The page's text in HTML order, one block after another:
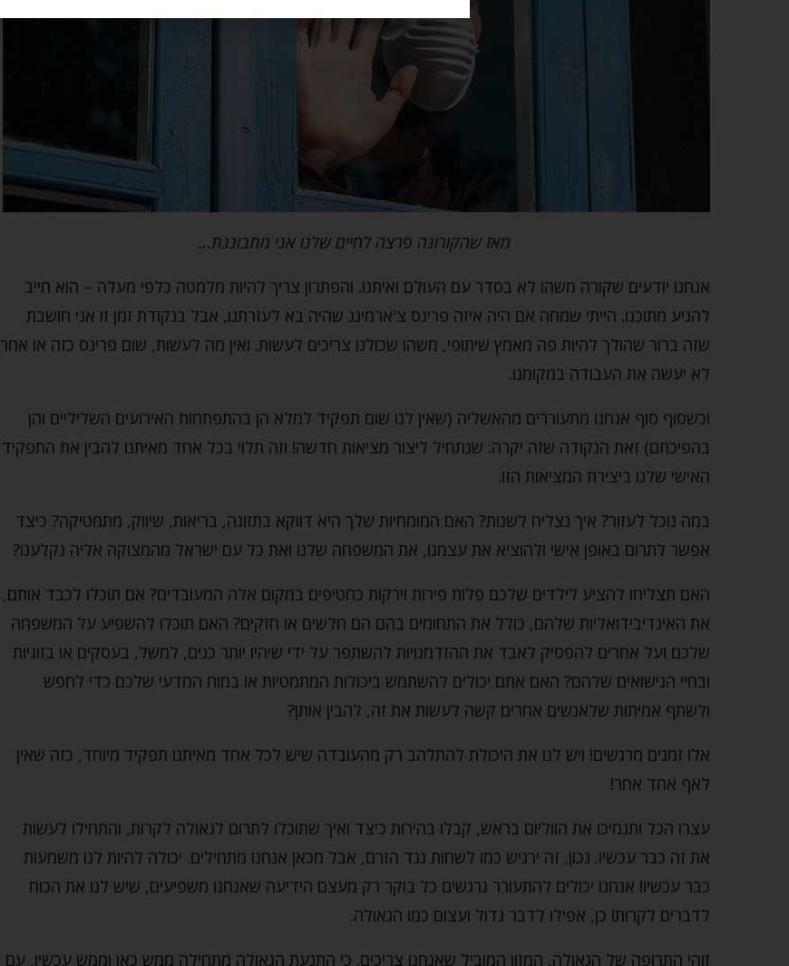
מאז שהקורונה פרצה לחיים שלנו אני מתבוננת…
אנחנו יודעים שקורה משהו לא בסדר עם העולם ואיתנו. והפתרון צריך להיות מלמטה כלפי מעלה – הוא חייב
להגיע מתוכנו. הייתי שמחה אם היה איזה פרינס צ'ארמינג שהיה בא לעזרתנו, אבל בנקודת זמן זו אני חושבת
שזה ברור שהולך להיות פה מאמץ שיתופי, משהו שכולנו צריכים לעשות. ואין מה לעשות, שום פרינס כזה או אחר
לא יעשה את העבודה במקומנו.
וכשסוף סוף אנחנו מתעוררים מהאשליה (שאין לנו שום תפקיד למלא הן בהתפתחות האירועים השליליים והן
בהפיכתם) זאת הנקודה שזה יקרה: שנתחיל ליצור מציאות חדשה! וזה תלוי בכל אחד מאיתנו להבין את התפקיד
האישי שלנו ביצירת המציאות הזו.
במה נוכל לעזור? איך נצליח לשנות? האם המומחיות שלך היא דווקא בתזונה, בריאות, שיווק, מתמטיקה? כיצד
אפשר לתרום באופן אישי ולהוציא את עצמנו, את המשפחה שלנו ואת כל עם ישראל מהמצוקה אליה נקלענו?
האם תצליחו להציע לילדים שלכם פלות פירות וירקות כחטיפים במקום אלה המעובדים? אם תוכלו לכבד אותם,
את האינדיבידואליות שלהם, כולל את התחומים בהם הם חלשים או חזקים? האם תוכלו להשפיע על המשפחה
שלכם ועל אחרים להפסיק לאבד את ההזדמנויות להשתפר על ידי שיהיו יותר כנים, למשל, בעסקים או בזוגיות
ובחיי הנישואים שלהם? האם אתם יכולים להשתמש ביכולות המתמטיות או במוח המדעי שלכם כדי לחפש
ולשתף אמיתות שלאנשים אחרים קשה לעשות את זה, להבין אותן?
אלו זמנים מרגשים! ויש לנו את היכולת להתלהב רק מהעובדה שיש לכל אחד מאיתנו תפקיד מיוחד, כזה שאין
לאף אחד אחר!
עצרו הכל ותנמיכו את הווליום בראש, קבלו בהירות כיצד ואיך שתוכלו לתרום לגאולה לקרות, והתחילו לעשות
את זה כבר עכשיו. נכון, זה ירגיש כמו לשחות נגד הזרם, אבל מכאן אנחנו מתחילים. יכולה להיות לנו משמעות
כבר עכשיו! אנחנו יכולים להתעורר נרגשים כל בוקר רק מעצם הידיעה שאנחנו משפיעים, שיש לנו את הכוח
לדברים לקרות! כן, אפילו לדבר גדול ועצום כמו הגאולה.
זוהי התרופה של הגאולה, המזון המוביל שאנחנו צריכים. כי התנעת הגאולה מתחילה ממש כאן וממש עכשיו, עם